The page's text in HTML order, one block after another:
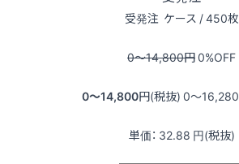
受発注 ケース / 450枚
0〜14,800円0%OFF
0〜14,800円(税抜) 0〜16,280
単価： 32.88 円(税抜)